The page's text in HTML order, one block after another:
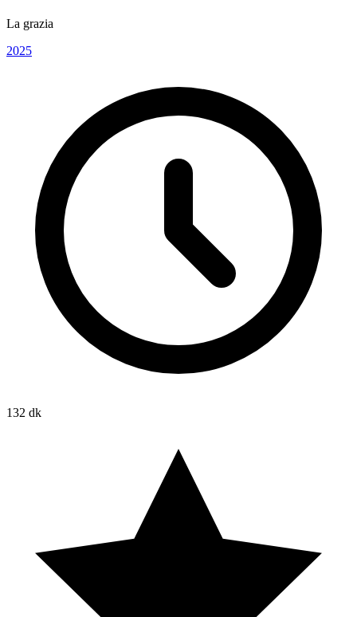
La grazia
2025
132 dk